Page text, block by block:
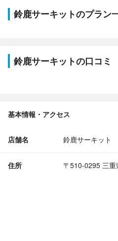
鈴鹿サーキットのプラン
鈴鹿サーキットの口コミ
基本情報・アクセス
店舗名 鈴鹿サーキット
住所 〒510-0295 三